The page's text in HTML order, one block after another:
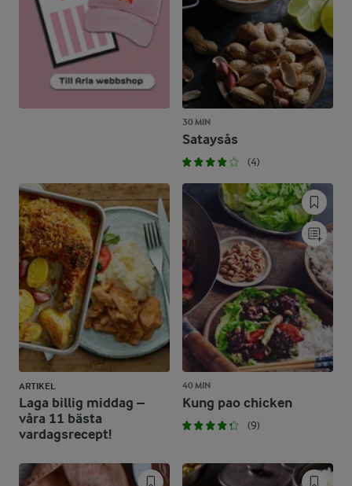
30 MIN
Sataysås
(4)
ARTIKEL
Laga billig middag –
våra 11 bästa
vardagsrecept!
40 MIN
Kung pao chicken
(9)